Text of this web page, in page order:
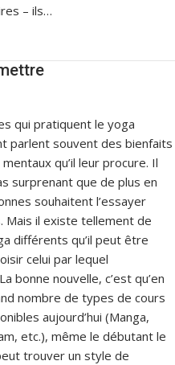
– ils…
qui pratiquent le yoga
parlent souvent des bienfaits
qu’il leur procure. Il
surprenant que de plus en
souhaitent l’essayer
Mais il existe tellement de
différents qu’il peut être
celui par lequel
bonne nouvelle, c’est qu’en
nombre de types de cours
aujourd’hui (Manga,
etc.), même le débutant le
trouver un style de